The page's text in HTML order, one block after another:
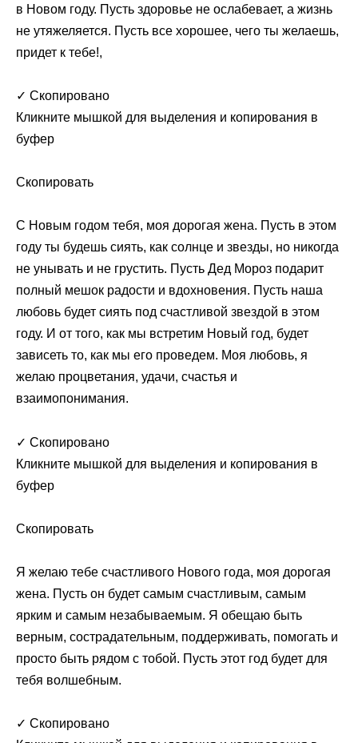
в Новом году. Пусть здоровье не ослабевает, а жизнь
не утяжеляется. Пусть все хорошее, чего ты желаешь,
придет к тебе!,
✓ Скопировано
Кликните мышкой для выделения и копирования в
буфер
Скопировать
С Новым годом тебя, моя дорогая жена. Пусть в этом
году ты будешь сиять, как солнце и звезды, но никогда
не унывать и не грустить. Пусть Дед Мороз подарит
полный мешок радости и вдохновения. Пусть наша
любовь будет сиять под счастливой звездой в этом
году. И от того, как мы встретим Новый год, будет
зависеть то, как мы его проведем. Моя любовь, я
желаю процветания, удачи, счастья и
взаимопонимания.
✓ Скопировано
Кликните мышкой для выделения и копирования в
буфер
Скопировать
Я желаю тебе счастливого Нового года, моя дорогая
жена. Пусть он будет самым счастливым, самым
ярким и самым незабываемым. Я обещаю быть
верным, сострадательным, поддерживать, помогать и
просто быть рядом с тобой. Пусть этот год будет для
тебя волшебным.
✓ Скопировано